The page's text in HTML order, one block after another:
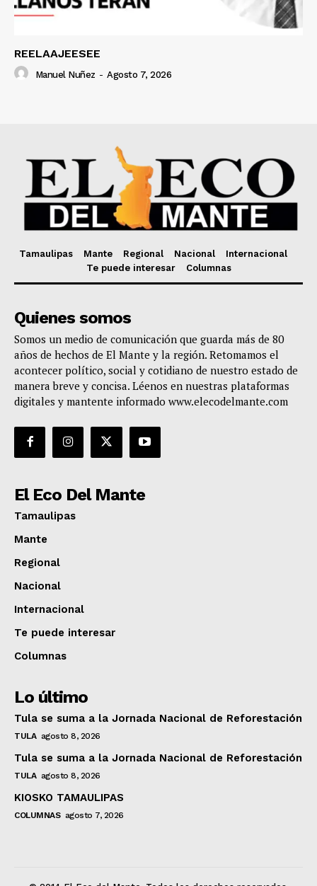
REELAAJEESEE
Manuel Nuñez - Agosto 7, 2026
Tamaulipas Mante Regional Nacional
Internacional
Te puede interesar
Columnas
Quienes somos
Somos un medio de comunicación que guarda más de 80
años de hechos de El Mante y la región. Retomamos el
acontecer político, social y cotidiano de nuestro estado de
manera breve y concisa. Léenos en nuestras plataformas
digitales y mantente informado www.elecodelmante.com
El Eco Del Mante
Tamaulipas
Mante
Regional
Nacional
Internacional
Te puede interesar
Columnas
Lo último
Tula se suma a la Jornada Nacional de Reforestación
TULA agosto 8, 2026
Tula se suma a la Jornada Nacional de Reforestación
TULA agosto 8, 2026
KIOSKO TAMAULIPAS
COLUMNAS agosto 7, 2026